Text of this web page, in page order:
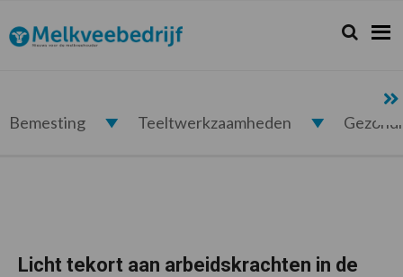
de
hoofdnavigatie
de
hoofd
de
eerste
de
voettekst
Melkveebedrijf.nl Zoeken...
Zoek
Bemesting Teeltwerkzaamheden
Licht tekort aan arbeidskrachten in de